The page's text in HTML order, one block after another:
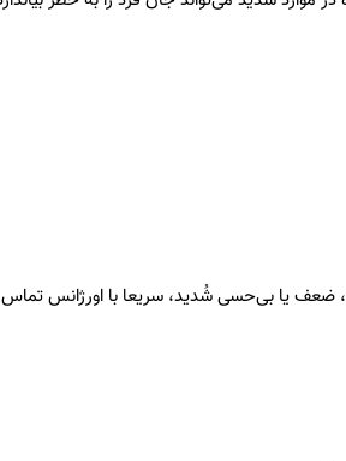
ضعف یا بی‌حسی شُدید، سریعا با اورژانس تماس